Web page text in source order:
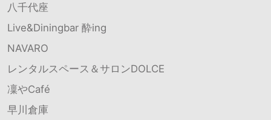
八千代座
Live&Diningbar 酔ing
NAVARO
レンタルスペース＆サロンDOLCE
凜やCafé
早川倉庫